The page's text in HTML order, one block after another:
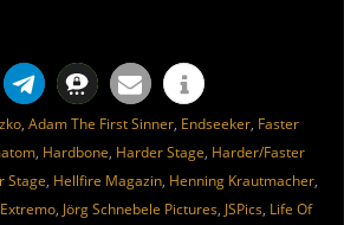
, Adam The First Sinner, Endseeker, Faster
, Hardbone, Harder Stage, Harder/Faster
Stage, Hellfire Magazin, Henning Krautmacher,
, Jörg Schnebele Pictures, JSPics, Life Of